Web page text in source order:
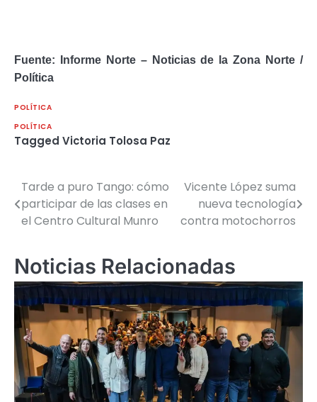
Fuente: Informe Norte – Noticias de la Zona Norte /
Política
POLÍTICA
POLÍTICA
Tagged Victoria Tolosa Paz
Navegación
de
Tarde a puro Tango: cómo
participar de las clases en
el Centro Cultural Munro
Vicente López suma
nueva tecnología
contra motochorros
Noticias Relacionadas